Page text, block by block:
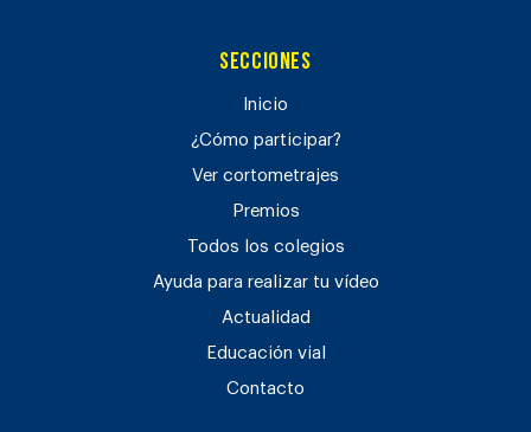
Secciones
Inicio
¿Cómo participar?
Ver cortometrajes
Premios
Todos los colegios
Ayuda para realizar tu vídeo
Actualidad
Educación vial
Contacto